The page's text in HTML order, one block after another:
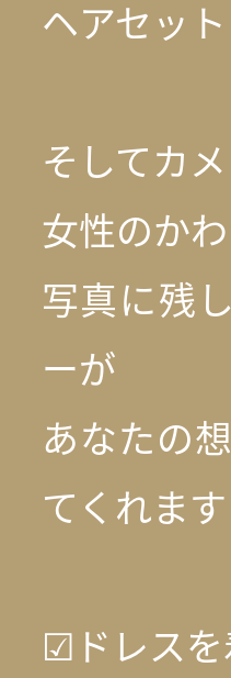
ヘアセッ
そしてカ
女性のか
写真に残
ーが
あなたの
てくれます
☑ドレス